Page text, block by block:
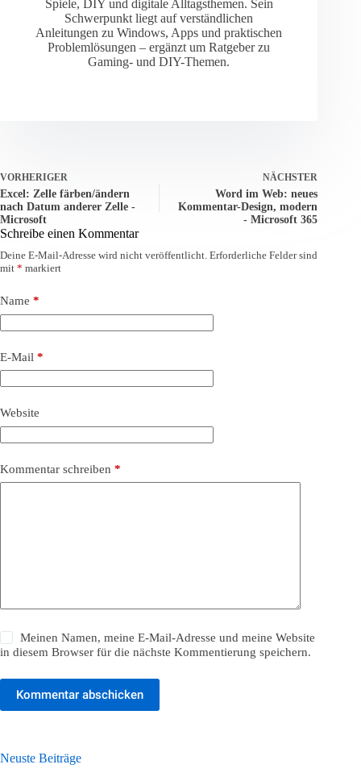
Spiele, DIY und digitale Alltagsthemen. Sein
Schwerpunkt liegt auf verständlichen
Anleitungen zu Windows, Apps und praktischen
Problemlösungen – ergänzt um Ratgeber zu
Gaming- und DIY-Themen.
VORHERIGER
Excel: Zelle färben/ändern
nach Datum anderer Zelle -
Microsoft
NÄCHSTER
Word im Web: neues
Kommentar-Design, modern
- Microsoft 365
Schreibe einen Kommentar
Deine E-Mail-Adresse wird nicht veröffentlicht. Erforderliche Felder sind
mit * markiert
Name *
E-Mail *
Website
Kommentar schreiben *
Meinen Namen, meine E-Mail-Adresse und meine Website
in diesem Browser für die nächste Kommentierung speichern.
Kommentar abschicken
Neuste Beiträge